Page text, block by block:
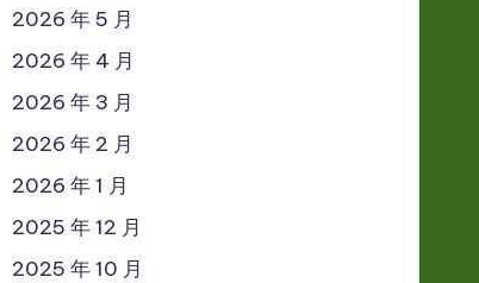
2026 年 5 月
2026 年 4 月
2026 年 3 月
2026 年 2 月
2026 年 1 月
2025 年 12 月
2025 年 10 月